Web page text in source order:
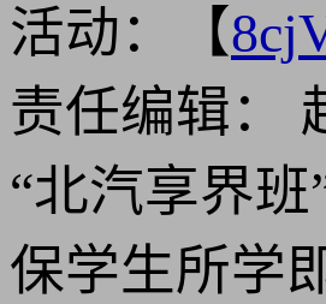
活动：【
责任编辑：
“北汽享界
保学生所学